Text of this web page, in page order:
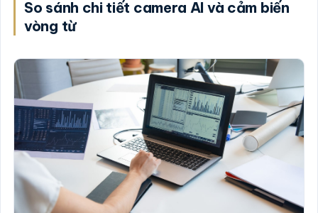
So sánh chi tiết camera AI và cảm biến
vòng từ